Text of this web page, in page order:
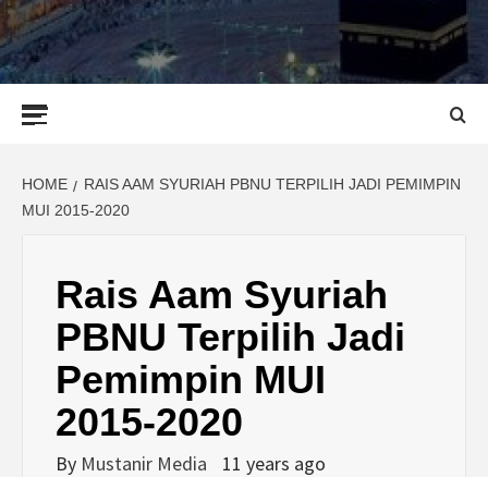
HOME
RAIS AAM SYURIAH PBNU TERPILIH JADI PEMIMPIN
MUI 2015-2020
Rais Aam Syuriah
PBNU Terpilih Jadi
Pemimpin MUI
2015-2020
By Mustanir Media 11 years ago